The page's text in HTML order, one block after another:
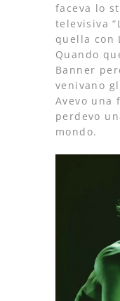
faceva lo
televisiva
quella con
Quando
Banner
venivano
Avevo una
perdevo
mondo.